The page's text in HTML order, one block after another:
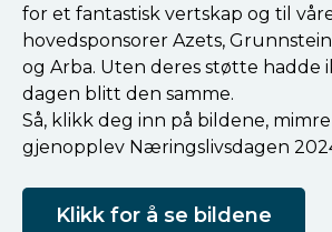
for et fantastisk vertskap og til
hovedsponsorer Azets,
og Arba. Uten deres støtte hadde
dagen blitt den samme.
Så, klikk deg inn på bildene,
gjenopplev Næringslivsdagen
Klikk for å se bildene